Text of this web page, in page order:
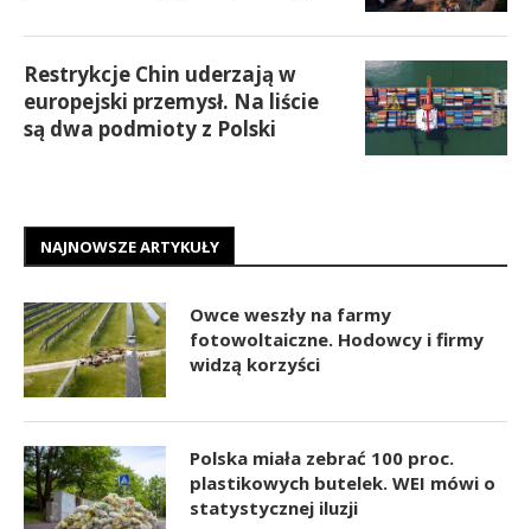
Restrykcje Chin uderzają w
europejski przemysł. Na liście
są dwa podmioty z Polski
NAJNOWSZE ARTYKUŁY
Owce weszły na farmy
fotowoltaiczne. Hodowcy i firmy
widzą korzyści
Polska miała zebrać 100 proc.
plastikowych butelek. WEI mówi o
statystycznej iluzji